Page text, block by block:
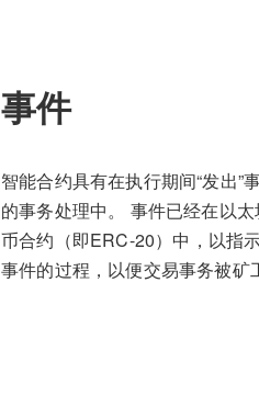
事件
智能合约具有在执行期间“发出”
的事务处理中。 事件已经在以
币合约（即ERC-20）中，以指
事件的过程，以便交易事务被矿